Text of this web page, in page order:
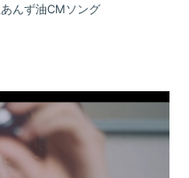
んず油CMソング